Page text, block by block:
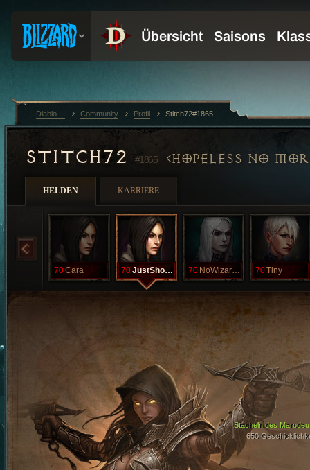
STITCH72 #1865 HOPELESS NO
HELDEN KARRIERE
70Cara 70 JustShootMe 70 NoWizardHere 70Tiny
Stacheln des
650
Diablo III Community Profil Stitch72#1865